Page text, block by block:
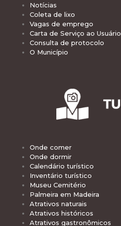
Notícias
Coleta de lixo
Vagas de emprego
Carta de Serviço ao Usuário
Consulta de protocolo
O Município
Onde comer
Onde dormir
Calendário turístico
Inventário turístico
Museu Cemitério
Palmeira em Madeira
Atrativos naturais
Atrativos históricos
Atrativos gastronômicos